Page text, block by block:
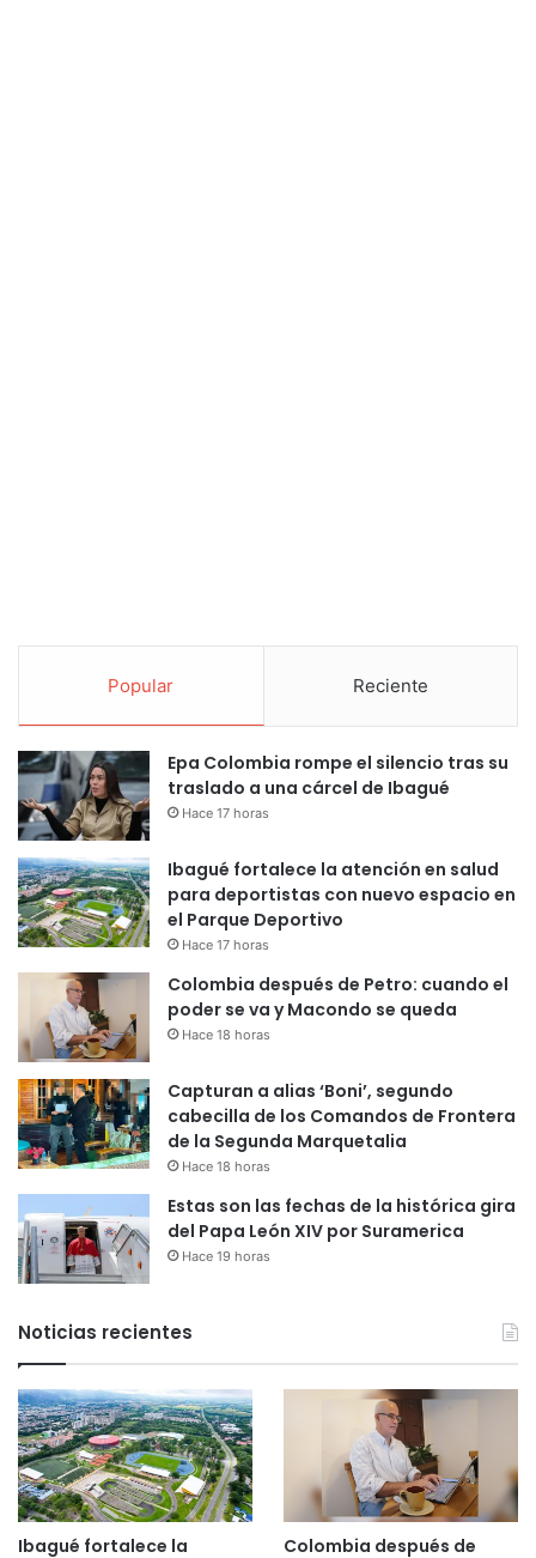
Popular Reciente
Epa Colombia rompe el silencio tras su
traslado a una cárcel de Ibagué
Hace 17 horas
Ibagué fortalece la atención en salud
para deportistas con nuevo espacio en
el Parque Deportivo
Hace 17 horas
Colombia después de Petro: cuando el
poder se va y Macondo se queda
Hace 18 horas
Capturan a alias ‘Boni’, segundo
cabecilla de los Comandos de Frontera
de la Segunda Marquetalia
Hace 18 horas
Estas son las fechas de la histórica gira
del Papa León XIV por Suramerica
Hace 19 horas
Noticias recientes
Ibagué fortalece la Colombia después de